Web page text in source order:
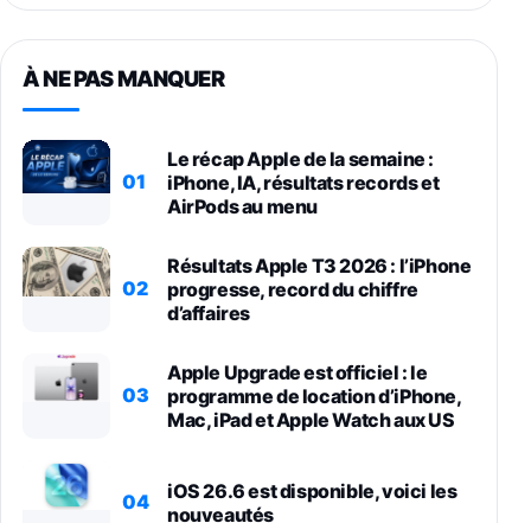
À NE PAS MANQUER
01
Le récap Apple de la semaine :
iPhone, IA, résultats records et
AirPods au menu
02
Résultats Apple T3 2026 : l’iPhone
progresse, record du chiffre
d’affaires
03
Apple Upgrade est officiel : le
programme de location d’iPhone,
Mac, iPad et Apple Watch aux US
04
iOS 26.6 est disponible, voici les
nouveautés